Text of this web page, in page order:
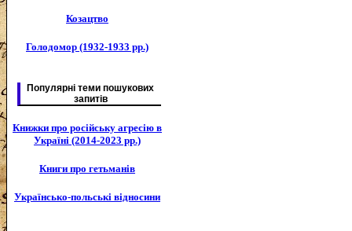
Козацтво
Голодомор (1932-1933 рр.)
Популярні теми пошукових
запитів
Книжки про російську агресію в
Україні (2014-2023 рр.)
Книги про гетьманів
Українсько-польські відносини